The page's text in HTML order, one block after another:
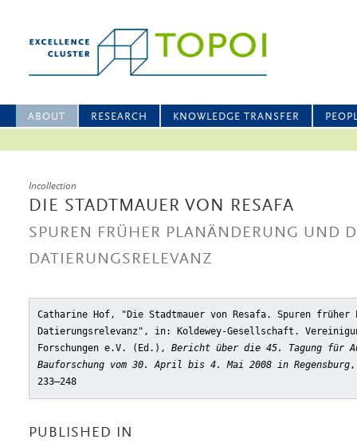
ABOUT RESEARCH KNOWLEDGE TRANSFER
Incollection
DIE STADTMAUER VON RESAFA
SPUREN FRÜHER PLANÄNDERUNG UND
DATIERUNGSRELEVANZ
Catharine Hof, "Die Stadtmauer von Resafa. Spuren früher
Datierungsrelevanz" , in: Koldewey-Gesellschaft.
Forschungen e.V. (Ed.), Bericht über die 45. Tagung für
Bauforschung vom 30. April bis 4. Mai 2008 in Regensburg,
233–248
PUBLISHED IN